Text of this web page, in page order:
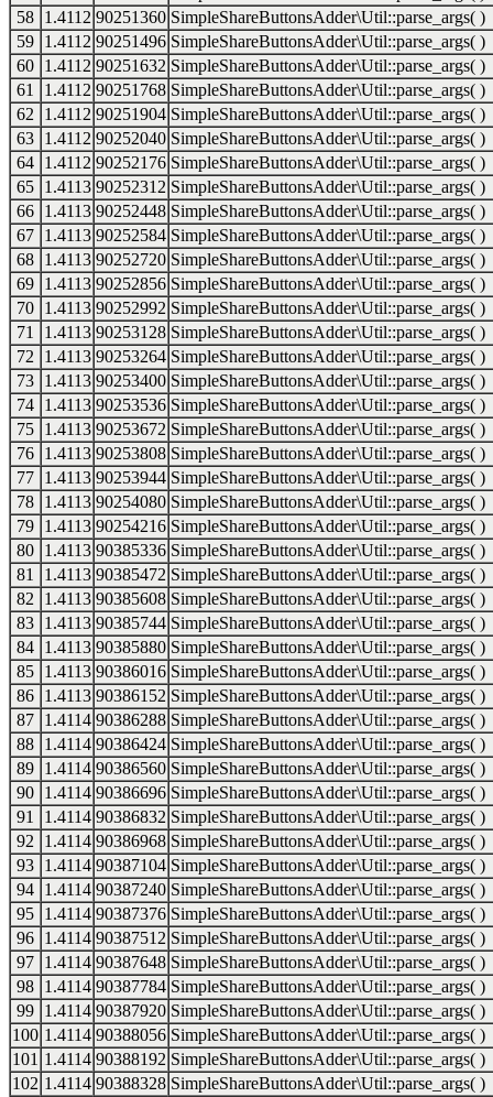
58 1.4112 90251360 SimpleShareButtonsAdder\Util::parse_args( )
59 1.4112 90251496 SimpleShareButtonsAdder\Util::parse_args( )
60 1.4112 90251632 SimpleShareButtonsAdder\Util::parse_args( )
61
1.4112 90251768 SimpleShareButtonsAdder\Util::parse_args( )
62
1.4112 90251904 SimpleShareButtonsAdder\Util::parse_args( )
63 1.4112 90252040 SimpleShareButtonsAdder\Util::parse_args( )
64 1.4112 90252176 SimpleShareButtonsAdder\Util::parse_args( )
65 1.4113 90252312 SimpleShareButtonsAdder\Util::parse_args( )
66 1.4113 90252448 SimpleShareButtonsAdder\Util::parse_args( )
67 1.4113 90252584 SimpleShareButtonsAdder\Util::parse_args( )
68 1.4113 90252720 SimpleShareButtonsAdder\Util::parse_args( )
69 1.4113 90252856 SimpleShareButtonsAdder\Util::parse_args( )
70 1.4113 90252992 SimpleShareButtonsAdder\Util::parse_args( )
71
1.4113 90253128 SimpleShareButtonsAdder\Util::parse_args( )
72
1.4113 90253264 SimpleShareButtonsAdder\Util::parse_args( )
73 1.4113 90253400 SimpleShareButtonsAdder\Util::parse_args( )
74 1.4113 90253536 SimpleShareButtonsAdder\Util::parse_args( )
75 1.4113 90253672 SimpleShareButtonsAdder\Util::parse_args( )
76 1.4113 90253808 SimpleShareButtonsAdder\Util::parse_args( )
77 1.4113 90253944 SimpleShareButtonsAdder\Util::parse_args( )
78 1.4113 90254080 SimpleShareButtonsAdder\Util::parse_args( )
79 1.4113 90254216 SimpleShareButtonsAdder\Util::parse_args( )
80 1.4113 90385336 SimpleShareButtonsAdder\Util::parse_args( )
81
1.4113 90385472 SimpleShareButtonsAdder\Util::parse_args( )
82
1.4113 90385608 SimpleShareButtonsAdder\Util::parse_args( )
83 1.4113 90385744 SimpleShareButtonsAdder\Util::parse_args( )
84 1.4113 90385880 SimpleShareButtonsAdder\Util::parse_args( )
85 1.4113 90386016 SimpleShareButtonsAdder\Util::parse_args( )
86 1.4113 90386152 SimpleShareButtonsAdder\Util::parse_args( )
87 1.4114 90386288 SimpleShareButtonsAdder\Util::parse_args( )
88 1.4114 90386424 SimpleShareButtonsAdder\Util::parse_args( )
89 1.4114 90386560 SimpleShareButtonsAdder\Util::parse_args( )
90 1.4114 90386696 SimpleShareButtonsAdder\Util::parse_args( )
91
1.4114 90386832 SimpleShareButtonsAdder\Util::parse_args( )
92
1.4114 90386968 SimpleShareButtonsAdder\Util::parse_args( )
93 1.4114 90387104 SimpleShareButtonsAdder\Util::parse_args( )
94 1.4114 90387240 SimpleShareButtonsAdder\Util::parse_args( )
95 1.4114 90387376 SimpleShareButtonsAdder\Util::parse_args( )
96 1.4114 90387512 SimpleShareButtonsAdder\Util::parse_args( )
97 1.4114 90387648 SimpleShareButtonsAdder\Util::parse_args( )
98 1.4114 90387784 SimpleShareButtonsAdder\Util::parse_args( )
99 1.4114 90387920 SimpleShareButtonsAdder\Util::parse_args( )
100 1.4114 90388056 SimpleShareButtonsAdder\Util::parse_args( )
101 1.4114 90388192 SimpleShareButtonsAdder\Util::parse_args( )
102 1.4114 90388328 SimpleShareButtonsAdder\Util::parse_args( )